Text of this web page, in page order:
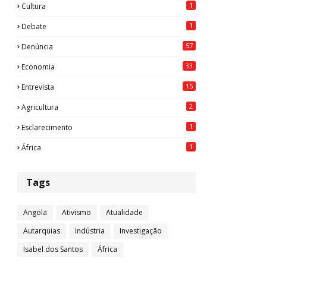
Cultura 1
Debate 1
Denúncia 57
Economia 33
Entrevista 15
Agricultura 2
Esclarecimento 1
África 1
Tags
Angola Ativismo
Atualidade
Autarquias
Indústria
Investigação
Isabel dos Santos
África